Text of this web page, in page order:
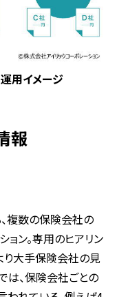
用イメージ
報
複数の保険会社の
ン。専用のヒアリン
り大手保険会社の見
は、保険会社ごとの